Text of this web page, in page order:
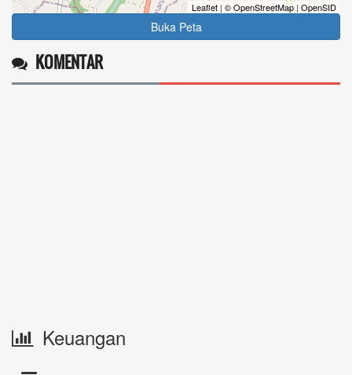
Leaflet | © OpenStreetMap | OpenSID
Buka Peta
KOMENTAR
Keuangan